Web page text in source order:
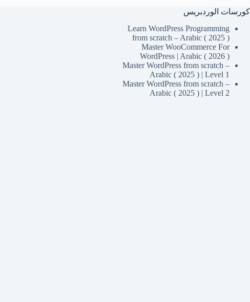
كورسات الوردبريس
Learn WordPress Programming
from scratch – Arabic ( 2025 )
Master WooCommerce For
WordPress | Arabic ( 2026 )
Master WordPress from scratch –
Arabic ( 2025 ) | Level 1
Master WordPress from scratch –
Arabic ( 2025 ) | Level 2